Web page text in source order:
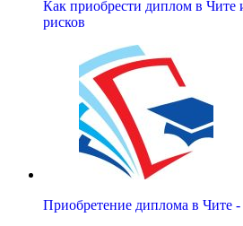
Как приобрести диплом в Чите
рисков
Приобретение диплома в Чите